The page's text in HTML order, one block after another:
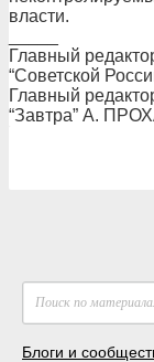
власти.
Главный
“Советской
Главный
“Завтра” А.
Блоги и